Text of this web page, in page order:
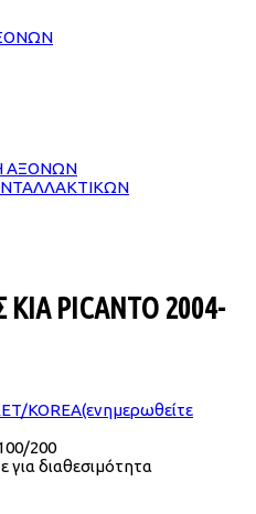
ΑΞΟΝΩΝ
PICANTO 2004-
KOREA(ενημερωθείτε
200
για διαθεσιμότητα